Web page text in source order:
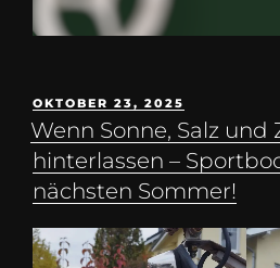
OKTOBER 23, 2025
Wenn Sonne, Salz und
hinterlassen –
nächsten Sommer!